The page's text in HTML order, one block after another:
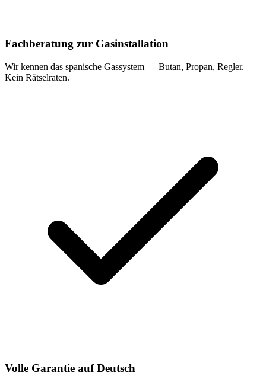
Fachberatung zur Gasinstallation
Wir kennen das spanische Gassystem — Butan, Propan, Regler.
Kein Rätselraten.
Volle Garantie auf Deutsch